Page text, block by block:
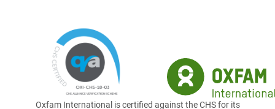
Oxfam International is certified against the CHS for its